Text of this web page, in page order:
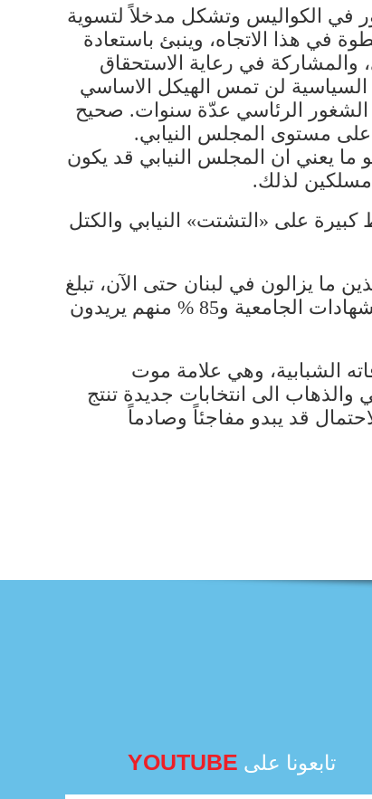
في الكواليس وتشكل مدخلاً لتسوية
في هذا الاتجاه، وينبئ باستعادة
والمشاركة في رعاية الاستحقاق
السياسية لن تمس الهيكل الاساسي
الرئاسي عدّة سنوات. صحيح
على مستوى المجلس النيابي.
ما يعني ان المجلس النيابي قد يكون
مسلكين لذلك.
كبيرة على «التشتت» النيابي والكتل
ما يزالون في لبنان حتى الآن، تبلغ
38 % والاهم انّ 60 % من هؤلاء من الشريحة العمرية ما بين 18 و29 سنة و48 % منهم من حملة الشهادات الجامعية و85 % منهم يريدون
الشبابية، وهي علامة موت
الى انتخابات جديدة تنتج
قد يبدو مفاجئاً وصادماً
تابعونا على YOUTUBE